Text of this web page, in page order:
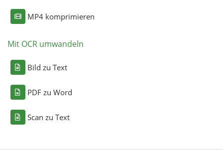
MP4 komprimieren
Mit OCR umwandeln
Bild zu Text
PDF zu Word
Scan zu Text